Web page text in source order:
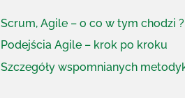
Scrum, Agile – o co w tym chodzi ?
Podejścia Agile – krok po kroku
Szczegóły wspomnianych